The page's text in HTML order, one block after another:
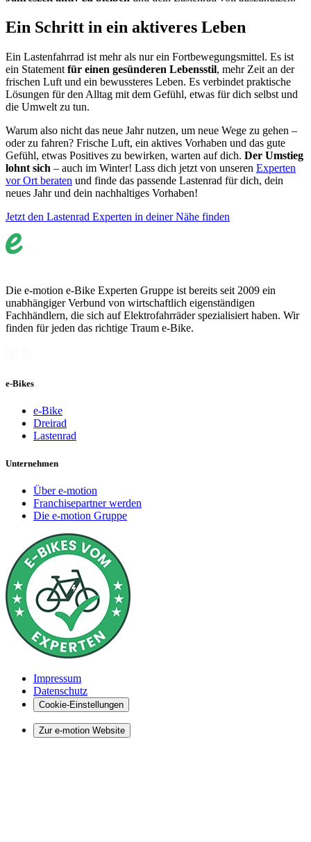
Ein Schritt in ein aktiveres Leben
Ein Lastenfahrrad ist mehr als nur ein Fortbewegungsmittel. Es ist
ein Statement für einen gesünderen Lebensstil, mehr Zeit an der
frischen Luft und ein bewussteres Leben. Es verbindet praktische
Lösungen für den Alltag mit dem Gefühl, etwas für dich selbst und
die Umwelt zu tun.
Warum also nicht das neue Jahr nutzen, um neue Wege zu gehen –
oder zu fahren? Frische Luft, ein aktives Vorhaben und das gute
Gefühl, etwas Positives zu bewirken, warten auf dich. Der Umstieg
lohnt sich – auch im Winter! Lass dich jetzt von unseren Experten
vor Ort beraten und finde das passende Lastenrad für dich, dein
neues Jahr und dein nachhaltiges Vorhaben!
Jetzt den Lastenrad Experten in deiner Nähe finden
Die e-motion e-Bike Experten Gruppe ist bereits seit 2009 ein
unabhängiger Verbund von wirtschaftlich eigenständigen
Fachhändlern, die sich auf Elektrofahrräder spezialisiert haben. Wir
finden für jeden das richtige Traum e-Bike.
e-Bikes
e-Bike
Dreirad
Lastenrad
Unternehmen
Über e-motion
Franchisepartner werden
Die e-motion Gruppe
Impressum
Datenschutz
Cookie-Einstellungen
Zur e-motion Website